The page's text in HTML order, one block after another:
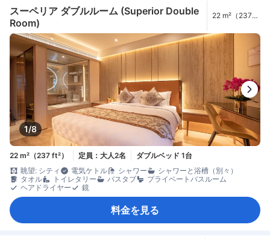
スーペリア ダブルルーム (Superior Double
Room)
22 m²（237
1/8
22 m²（237 ft²） 定員：大人2名
ダブルベッド 1台
眺望: シティ
電気ケトル シャワー
シャワーと浴槽（別々）
タオル
トイレタリー バスタブ
プライベートバスルーム
ヘアドライヤー
鏡
料金を見る